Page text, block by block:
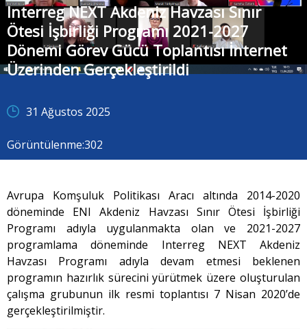
Interreg NEXT Akdeniz Havzası Sınır
Ötesi İşbirliği Programı 2021-2027
Dönemi Görev Gücü Toplantısı İnternet
Üzerinden Gerçekleştirildi
31 Ağustos 2025
Görüntülenme:302
Avrupa Komşuluk Politikası Aracı altında 2014-2020
döneminde ENI Akdeniz Havzası Sınır Ötesi İşbirliği
Programı adıyla uygulanmakta olan ve 2021-2027
programlama döneminde Interreg NEXT Akdeniz
Havzası Programı adıyla devam etmesi beklenen
programın hazırlık sürecini yürütmek üzere oluşturulan
çalışma grubunun ilk resmi toplantısı 7 Nisan 2020’de
gerçekleştirilmiştir.